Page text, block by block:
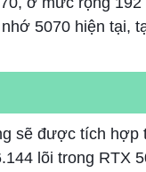
5070 hiện tại,
sẽ được tích hợp
lõi trong RTX